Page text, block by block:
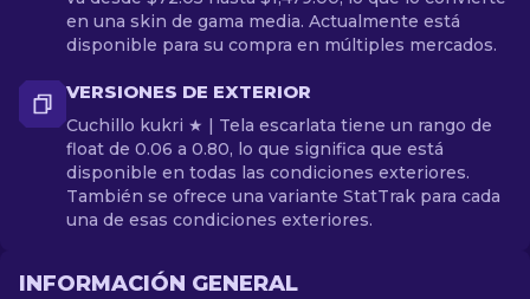
en una skin de gama media. Actualmente está
disponible para su compra en múltiples mercados.
VERSIONES DE EXTERIOR
Cuchillo kukri ★ | Tela escarlata tiene un rango de
float de 0.06 a 0.80, lo que significa que está
disponible en todas las condiciones exteriores.
También se ofrece una variante StatTrak para cada
una de esas condiciones exteriores.
INFORMACIÓN GENERAL